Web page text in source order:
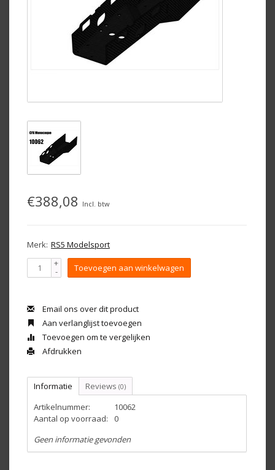
€388,08 Incl. btw
Merk: RS5 Modelsport
+
- Toevoegen aan winkelwagen
Email ons over dit product
Aan verlanglijst toevoegen
Toevoegen om te vergelijken
Afdrukken
Informatie Reviews (0)
Artikelnummer:
10062
Aantal op voorraad:
0
Geen informatie gevonden